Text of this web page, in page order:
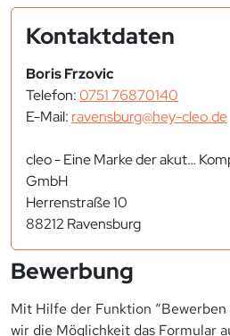
Kontaktdaten
Boris Frzovic
Telefon:0751 76870140
E-Mail: ravensburg@hey-cleo.de
cleo - Eine Marke der akut…
GmbH
Herrenstraße 10
88212 Ravensburg
Bewerbung
Mit Hilfe der Funktion
wir die Möglichkeit das Formular